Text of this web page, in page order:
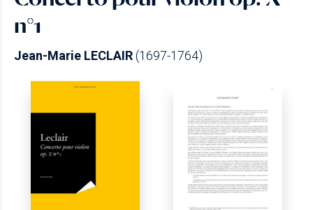
n°1
Jean-Marie LECLAIR(1697-1764)